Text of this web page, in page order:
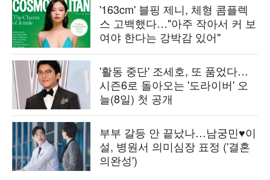
'163cm' 블핑 제니, 체형 콤플렉
스 고백했다…"아주 작아서 커 보
여야 한다는 강박감 있어"
'활동 중단' 조세호, 또 품었다…
시즌6로 돌아오는 '도라이버' 오
늘(8일) 첫 공개
부부 갈등 안 끝났나…남궁민♥이
설, 병원서 의미심장 표정 ('결혼
의완성')